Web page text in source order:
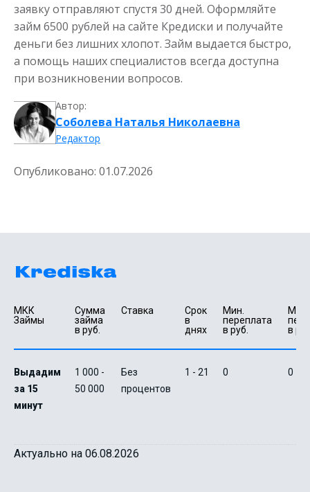
заявку отправляют спустя 30 дней. Оформляйте
займ 6500 рублей на сайте Кредиски и получайте
деньги без лишних хлопот. Займ выдается быстро,
а помощь наших специалистов всегда доступна
при возникновении вопросов.
Автор:
Соболева Наталья Николаевна
Редактор
Опубликовано: 01.07.2026
МКК
Займы
Сумма
займа
в руб.
Ставка
Срок
в
днях
Мин.
переплата
в руб.
в
Выдадим
за 15
минут
1 000 -
50 000
Без
процентов
1 - 21 0 0
Актуально на 06.08.2026